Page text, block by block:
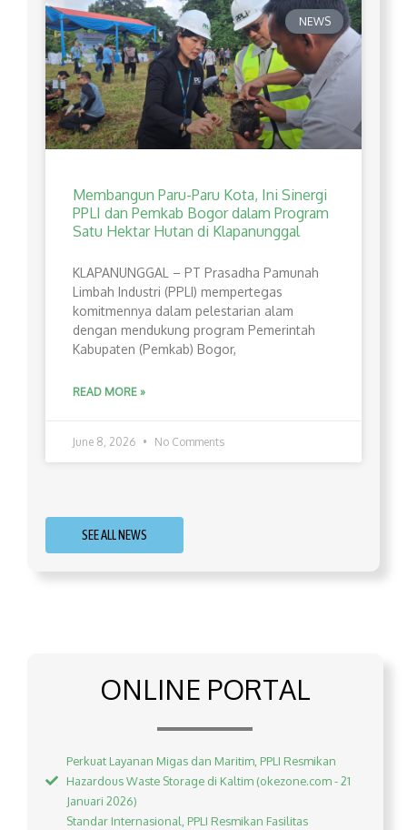
NEWS
Membangun Paru-Paru Kota, Ini Sinergi
PPLI dan Pemkab Bogor dalam Program
Satu Hektar Hutan di Klapanunggal
​KLAPANUNGGAL – PT Prasadha Pamunah
Limbah Industri (PPLI) mempertegas
komitmennya dalam pelestarian alam
dengan mendukung program Pemerintah
Kabupaten (Pemkab) Bogor,
READ MORE »
June 8, 2026 No Comments
SEE ALL NEWS
ONLINE PORTAL
Perkuat Layanan Migas dan Maritim, PPLI Resmikan
Hazardous Waste Storage di Kaltim (okezone.com - 21
Januari 2026)
Standar Internasional, PPLI Resmikan Fasilitas